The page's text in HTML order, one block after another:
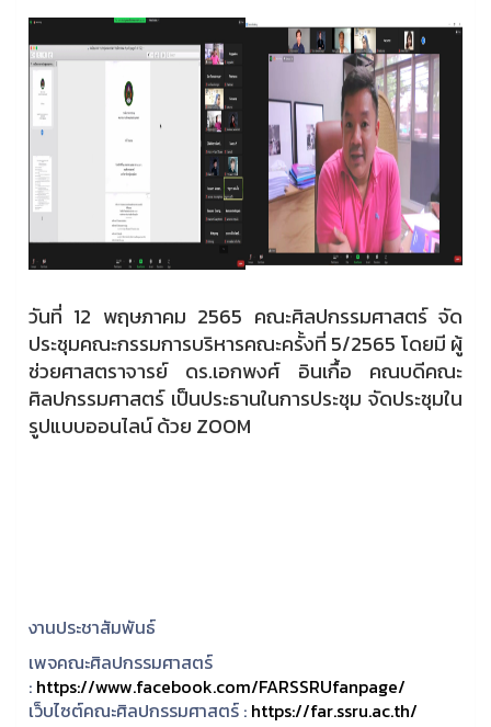
วันที่ 12 พฤษภาคม 2565 คณะศิลปกรรมศาสตร์ จัด
ประชุมคณะกรรมการบริหารคณะครั้งที่ 5/2565 โดยมี ผู้
ช่วยศาสตราจารย์ ดร.เอกพงศ์ อินเกื้อ คณบดีคณะ
ศิลปกรรมศาสตร์ เป็นประธานในการประชุม จัดประชุมใน
รูปแบบออนไลน์ ด้วย ZOOM
งานประชาสัมพันธ์
เพจคณะศิลปกรรมศาสตร์
: https://www.facebook.com/FARSSRUfanpage/
เว็บไซต์คณะศิลปกรรมศาสตร์ : https://far.ssru.ac.th/